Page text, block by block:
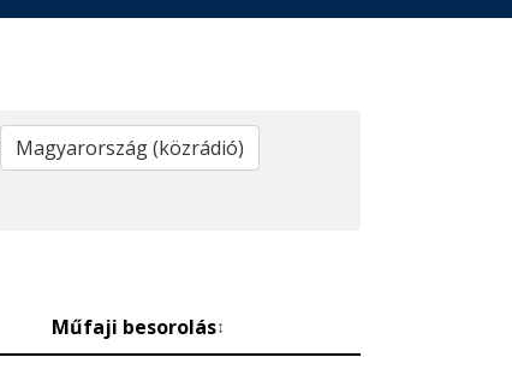
Műfaji besorolás↕